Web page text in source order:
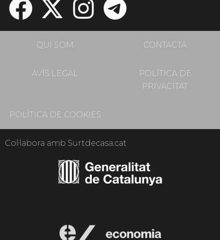
QUI SOM CONTACTA
AVÍS LEGAL
POLÍTICA DE
PRIVACITAT
POLÍTICA DE COOKIES
Col·labora amb Surtdecasa.cat